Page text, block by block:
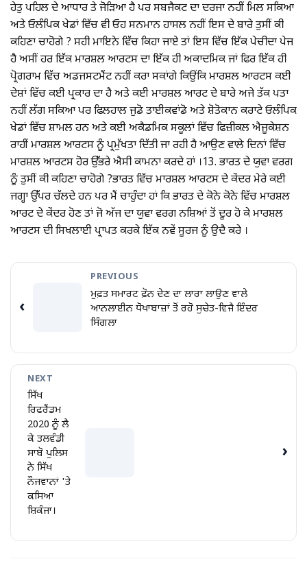
ਹੇਤੁ ਪਹਿਲ ਦੇ ਆਧਾਰ ਤੇ ਜੋੜਿਆ ਹੈ ਪਰ ਸਬਜੈਕਟ ਦਾ ਦਰਜਾ ਨਹੀਂ ਮਿਲ ਸਕਿਆ
ਅਤੇ ਓਲੰਪਿਕ ਖੇਡਾਂ ਵਿੱਚ ਵੀ ਓਹ ਸਨਮਾਨ ਹਾਸਲ ਨਹੀਂ ਇਸ ਦੇ ਬਾਰੇ ਤੁਸੀਂ ਕੀ
ਕਹਿਣਾ ਚਾਹੋਗੇ ? ਸਹੀ ਮਾਇਨੇ ਵਿੱਚ ਕਿਹਾ ਜਾਏ ਤਾਂ ਇਸ ਵਿੱਚ ਇੱਕ ਪੇਚੀਦਾ ਪੇਜ
ਹੈ ਅਸੀਂ ਹਰ ਇੱਕ ਮਾਰਸ਼ਲ ਆਰਟਸ ਦਾ ਇੱਕ ਹੀ ਅਕਾਦਮਿਕ ਜਾਂ ਫਿਰ ਇੱਕ ਹੀ
ਪ੍ਰੋਗਰਾਮ ਵਿੱਚ ਅਡਜਸਟਮੈਂਟ ਨਹੀਂ ਕਰਾ ਸਕਾਂਗੇ ਕਿਉਂਕਿ ਮਾਰਸ਼ਲ ਆਰਟਸ ਕਈ
ਦੇਸ਼ਾਂ ਵਿੱਚ ਕਈ ਪ੍ਰਕਾਰ ਦਾ ਹੈ ਅਤੇ ਕਈ ਮਾਰਸ਼ਲ ਆਰਟ ਦੇ ਬਾਰੇ ਅਜੇ ਤੱਕ ਪਤਾ
ਨਹੀਂ ਲੱਗ ਸਕਿਆ ਪਰ ਫਿਲਹਾਲ ਜੁਡੋ ਤਾਈਕਵਾਂਡੋ ਅਤੇ ਸ਼ੋਤੋਕਾਨ ਕਰਾਟੇ ਓਲੰਪਿਕ
ਖੇਡਾਂ ਵਿੱਚ ਸ਼ਾਮਲ ਹਨ ਅਤੇ ਕਈ ਅਕੈਡਮਿਕ ਸਕੂਲਾਂ ਵਿੱਚ ਫਿਜ਼ੀਕਲ ਐਜੂਕੇਸ਼ਨ
ਰਾਹੀਂ ਮਾਰਸ਼ਲ ਆਰਟਸ ਨੂੰ ਪ੍ਰਮੁੱਖਤਾ ਦਿੱਤੀ ਜਾ ਰਹੀ ਹੈ ਆਉਣ ਵਾਲੇ ਦਿਨਾਂ ਵਿੱਚ
ਮਾਰਸ਼ਲ ਆਰਟਸ ਹੋਰ ਉੱਭਰੇ ਐਸੀ ਕਾਮਨਾ ਕਰਦੇ ਹਾਂ ।13. ਭਾਰਤ ਦੇ ਯੁਵਾ ਵਰਗ
ਨੂੰ ਤੁਸੀਂ ਕੀ ਕਹਿਣਾ ਚਾਹੋਗੇ ?ਭਾਰਤ ਵਿੱਚ ਮਾਰਸ਼ਲ ਆਰਟਸ ਦੇ ਕੇਂਦਰ ਮੇਰੇ ਕਈ
ਜਗ੍ਹਾ ਉੱਪਰ ਚੱਲਦੇ ਹਨ ਪਰ ਮੈਂ ਚਾਹੁੰਦਾ ਹਾਂ ਕਿ ਭਾਰਤ ਦੇ ਕੋਨੇ ਕੋਨੇ ਵਿੱਚ ਮਾਰਸ਼ਲ
ਆਰਟ ਦੇ ਕੇਂਦਰ ਹੋਣ ਤਾਂ ਜੋ ਅੱਜ ਦਾ ਯੁਵਾ ਵਰਗ ਨਸ਼ਿਆਂ ਤੋਂ ਦੂਰ ਹੋ ਕੇ ਮਾਰਸ਼ਲ
ਆਰਟਸ ਦੀ ਸਿਖਲਾਈ ਪ੍ਰਾਪਤ ਕਰਕੇ ਇੱਕ ਨਵੇਂ ਸੂਰਜ ਨੂੰ ਉਦੈ ਕਰੇ ।
‹
PREVIOUS
ਮੁਫ਼ਤ ਸਮਾਰਟ ਫ਼ੋਨ ਦੇਣ ਦਾ ਲਾਰਾ ਲਾਉਣ ਵਾਲੇ
ਆਨਲਾਈਨ ਧੋਖਾਬਾਜ਼ਾਂ ਤੋਂ ਰਹੋ ਸੁਚੇਤ-ਵਿਜੈ ਇੰਦਰ
ਸਿੰਗਲਾ
NEXT
ਸਿੱਖ
ਰਿਫਰੈਂਡਮ
2020 ਨੂੰ ਲੈ
ਕੇ ਤਲਵੰਡੀ
ਸਾਬੋ ਪੁਲਿਸ
ਨੇ ਸਿੱਖ
ਨੌਜਵਾਨਾਂ 'ਤੇ
ਕਸਿਆ
ਸ਼ਿਕੰਜਾ।
›